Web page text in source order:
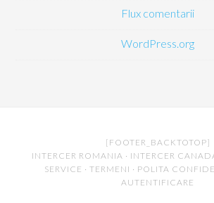
Flux comentarii
WordPress.org
[FOOTER_BACKTOTOP]
INTERCER ROMANIA · INTERCER
SERVICE · TERMENI · POLITA
AUTENTIFICARE